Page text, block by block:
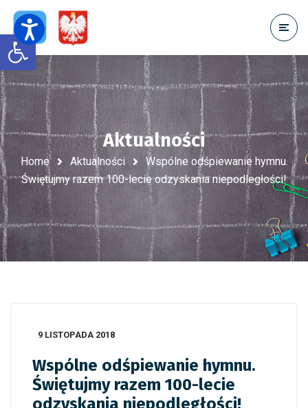
Open toolbar
Aktualności
Home Aktualności
Wspólne odśpiewanie hymnu.
Świętujmy razem 100-lecie odzyskania niepodległości!
9 LISTOPADA 2018
Wspólne odśpiewanie hymnu.
Świętujmy razem 100-lecie
odzyskania niepodległości!